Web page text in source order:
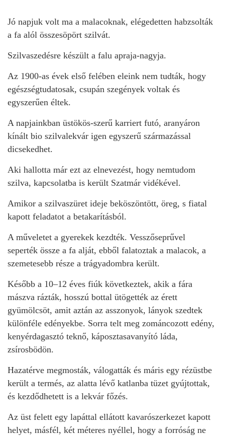
Jó napjuk volt ma a malacoknak, elégedetten habzsolták
a fa alól összesöpört szilvát.
Szilvaszedésre készült a falu apraja-nagyja.
Az 1900-as évek első felében eleink nem tudták, hogy
egészségtudatosak, csupán szegények voltak és
egyszerűen éltek.
A napjainkban üstökös-szerű karriert futó, aranyáron
kínált bio szilvalekvár igen egyszerű származással
dicsekedhet.
Aki hallotta már ezt az elnevezést, hogy nemtudom
szilva, kapcsolatba is került Szatmár vidékével.
Amikor a szilvaszüret ideje beköszöntött, öreg, s fiatal
kapott feladatot a betakarításból.
A műveletet a gyerekek kezdték. Vesszőseprűvel
seperték össze a fa alját, ebből falatoztak a malacok, a
szemetesebb része a trágyadombra került.
Később a 10–12 éves fiúk következtek, akik a fára
mászva rázták, hosszú bottal ütögették az érett
gyümölcsöt, amit aztán az asszonyok, lányok szedtek
különféle edényekbe. Sorra telt meg zománcozott edény,
kenyérdagasztó teknő, káposztasavanyító láda,
zsírosbödön.
Hazatérve megmosták, válogatták és máris egy rézüstbe
került a termés, az alatta lévő katlanba tüzet gyújtottak,
és kezdődhetett is a lekvár főzés.
Az üst felett egy lapáttal ellátott kavarószerkezet kapott
helyet, másfél, két méteres nyéllel, hogy a forróság ne